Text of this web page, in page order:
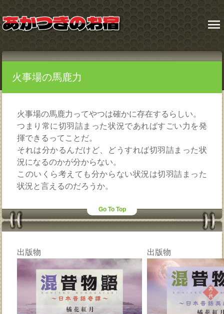
menu
火事場の馬鹿力
火事場の馬鹿力ってやつは確かに存在するらしい。
つまり常に切羽詰まった状況であればすごい力を発
揮できるってことだ。
それは分かるんだけど、どうすれば切羽詰まった状
況になるのかが分からない。
このいくら考えても分からない状況は切羽詰まった
状況と言えるのだろうか。
Go To Top
出版物 出版物